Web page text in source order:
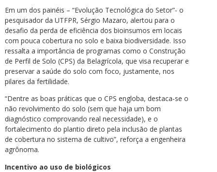
Em um dos painéis – “Evolução Tecnológica do Setor”- o
pesquisador da UTFPR, Sérgio Mazaro, alertou para o
desafio da perda de eficiência dos bioinsumos em locais
com pouca cobertura no solo e baixa biodiversidade. Isso
ressalta a importância de programas como o Construção
de Perfil de Solo (CPS) da Belagrícola, que visa recuperar e
preservar a saúde do solo com foco, justamente, nos
pilares da fertilidade.
“Dentre as boas práticas que o CPS engloba, destaca-se o
não revolvimento do solo (sem que haja um bom
diagnóstico comprovando real necessidade), e o
fortalecimento do plantio direto pela inclusão de plantas
de cobertura no sistema de cultivo”, reforça a engenheira
agrônoma.
Incentivo ao uso de biológicos